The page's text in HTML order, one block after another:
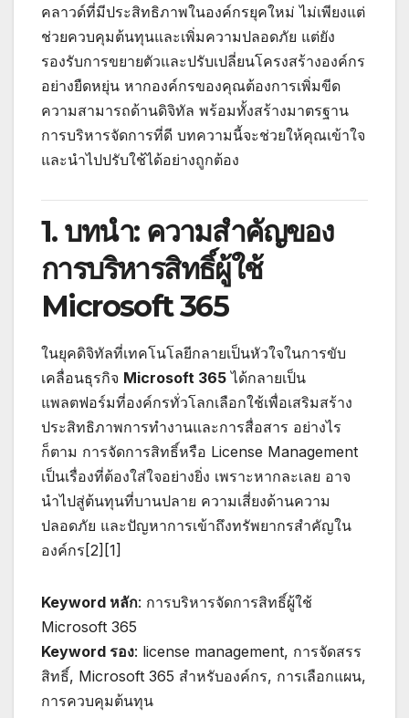
คลาวด์ที่มีประสิทธิภาพในองค์กรยุคใหม่ ไม่เพียงแต่
ช่วยควบคุมต้นทุนและเพิ่มความปลอดภัย แต่ยัง
รองรับการขยายตัวและปรับเปลี่ยนโครงสร้างองค์กร
อย่างยืดหยุ่น หากองค์กรของคุณต้องการเพิ่มขีด
ความสามารถด้านดิจิทัล พร้อมทั้งสร้างมาตรฐาน
การบริหารจัดการที่ดี บทความนี้จะช่วยให้คุณเข้าใจ
และนำไปปรับใช้ได้อย่างถูกต้อง
1. บทนำ: ความสำคัญของ
การบริหารสิทธิ์ผู้ใช้
Microsoft 365
ในยุคดิจิทัลที่เทคโนโลยีกลายเป็นหัวใจในการขับ
เคลื่อนธุรกิจ Microsoft 365 ได้กลายเป็น
แพลตฟอร์มที่องค์กรทั่วโลกเลือกใช้เพื่อเสริมสร้าง
ประสิทธิภาพการทำงานและการสื่อสาร อย่างไร
ก็ตาม การจัดการสิทธิ์หรือ License Management
เป็นเรื่องที่ต้องใส่ใจอย่างยิ่ง เพราะหากละเลย อาจ
นำไปสู่ต้นทุนที่บานปลาย ความเสี่ยงด้านความ
ปลอดภัย และปัญหาการเข้าถึงทรัพยากรสำคัญใน
องค์กร[2][1]
Keyword หลัก: การบริหารจัดการสิทธิ์ผู้ใช้
Microsoft 365
Keyword รอง: license management, การจัดสรร
สิทธิ์, Microsoft 365 สำหรับองค์กร, การเลือกแผน,
การควบคุมต้นทุน